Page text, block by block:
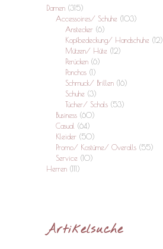
Damen (315)
Accessoires/ Schuhe (103)
Anstecker (6)
Kopfbedeckung/ Handschuhe (12)
Mützen/ Hüte (12)
Perücken (6)
Ponchos (1)
Schmuck/ Brillen (16)
Schuhe (3)
Tücher/ Schals (53)
Business (60)
Casual (64)
Kleider (50)
Promo/ Kostüme/ Overalls (55)
Service (10)
Herren (111)
Artikelsuche